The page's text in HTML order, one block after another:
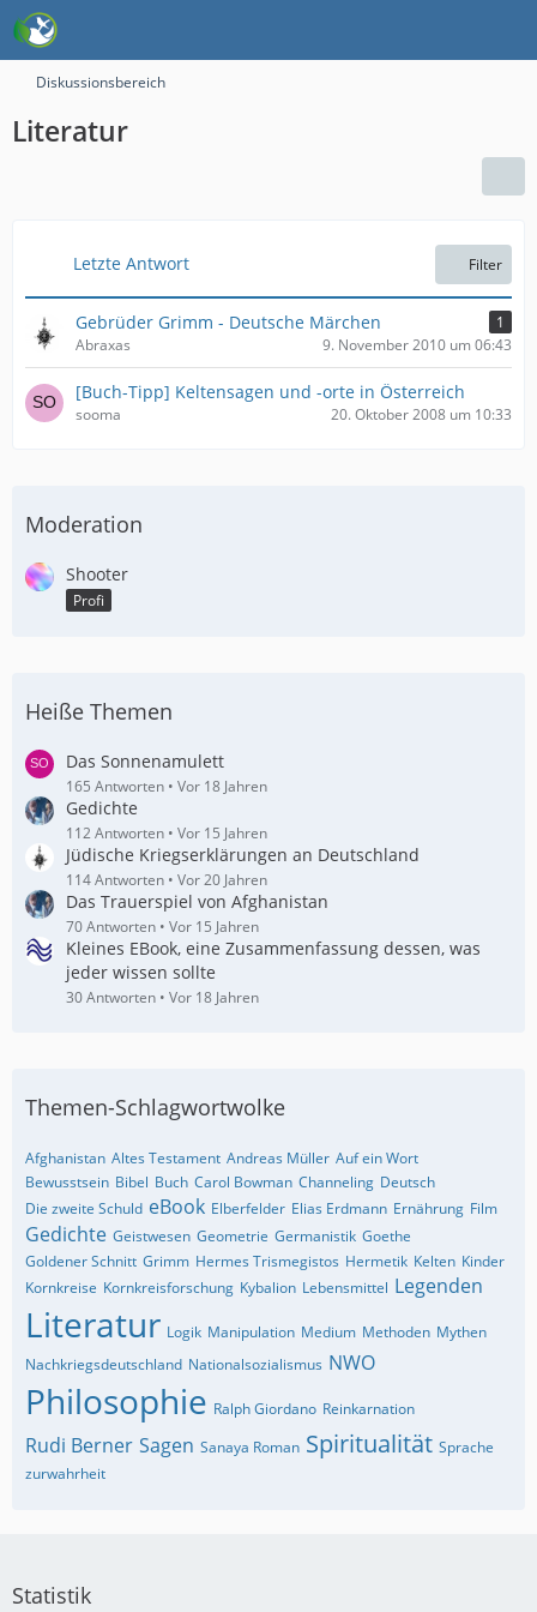
Diskussionsbereich
Literatur
Letzte Antwort Filter
Gebrüder Grimm - Deutsche Märchen
1
Abraxas
9. November 2010 um 06:43
[Buch-Tipp] Keltensagen und -orte in Österreich
sooma 20. Oktober 2008 um 10:33
Moderation
Shooter
Profi
Heiße Themen
Das Sonnenamulett
165 Antworten Vor 18 Jahren
Gedichte
112 Antworten Vor 15 Jahren
Jüdische Kriegserklärungen an Deutschland
114 Antworten Vor 20 Jahren
Das Trauerspiel von Afghanistan
70 Antworten Vor 15 Jahren
Kleines EBook, eine Zusammenfassung dessen, was
jeder wissen sollte
30 Antworten Vor 18 Jahren
Themen-Schlagwortwolke
Afghanistan Altes Testament Andreas Müller Auf ein Wort
Bewusstsein Bibel Buch Carol Bowman Channeling Deutsch
Die zweite Schuld eBook Elberfelder Elias Erdmann Ernährung Film
Gedichte Geistwesen Geometrie Germanistik Goethe
Goldener Schnitt Grimm Hermes Trismegistos Hermetik Kelten Kinder
Kornkreise Kornkreisforschung Kybalion Lebensmittel Legenden
Literatur Logik Manipulation Medium Methoden Mythen
Nachkriegsdeutschland Nationalsozialismus NWO
Philosophie Ralph Giordano Reinkarnation
Rudi Berner Sagen Sanaya Roman Spiritualität Sprache
zurwahrheit
Statistik